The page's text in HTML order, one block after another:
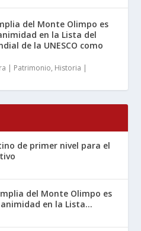
del Monte Olimpo es
en la Lista del
de la UNESCO como
| Patrimonio, Historia |
de primer nivel para el
del Monte Olimpo es
en la Lista...